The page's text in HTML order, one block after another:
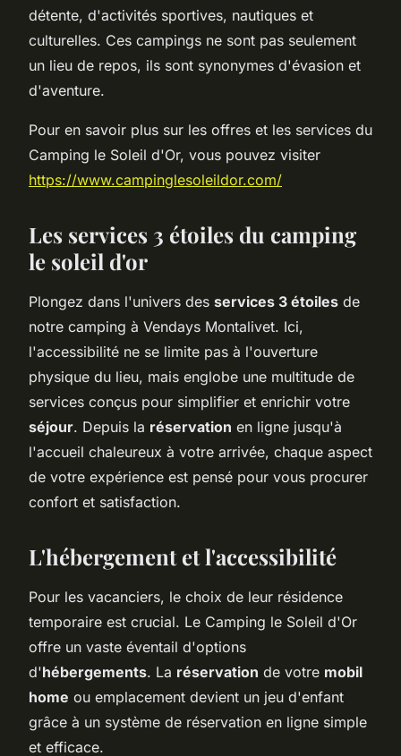
détente, d'activités sportives, nautiques et
culturelles. Ces campings ne sont pas seulement
un lieu de repos, ils sont synonymes d'évasion et
d'aventure.
Pour en savoir plus sur les offres et les services du
Camping le Soleil d'Or, vous pouvez visiter
https://www.campinglesoleildor.com/
Les services 3 étoiles du camping
le soleil d'or
Plongez dans l'univers des services 3 étoiles de
notre camping à Vendays Montalivet. Ici,
l'accessibilité ne se limite pas à l'ouverture
physique du lieu, mais englobe une multitude de
services conçus pour simplifier et enrichir votre
séjour. Depuis la réservation en ligne jusqu'à
l'accueil chaleureux à votre arrivée, chaque aspect
de votre expérience est pensé pour vous procurer
confort et satisfaction.
L'hébergement et l'accessibilité
Pour les vacanciers, le choix de leur résidence
temporaire est crucial. Le Camping le Soleil d'Or
offre un vaste éventail d'options
d'hébergements. La réservation de votre mobil
home ou emplacement devient un jeu d'enfant
grâce à un système de réservation en ligne simple
et efficace.